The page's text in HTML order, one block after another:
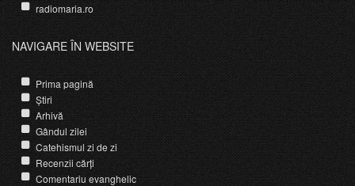
radiomaria.ro
NAVIGARE ÎN WEBSITE
Prima pagină
Știri
Arhivă
Gândul zilei
Catehismul zi de zi
Recenzii cărți
Comentariu evanghelic